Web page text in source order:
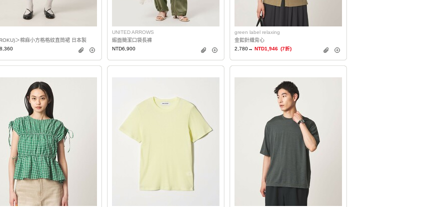
＞棉麻小方格格紋直筒裙 日本製
UNITED ARROWS
緞面簡潔口袋長褲
NTD6,900
green label relaxing
金釦針織背心
2,780→ NTD1,946 (7折)